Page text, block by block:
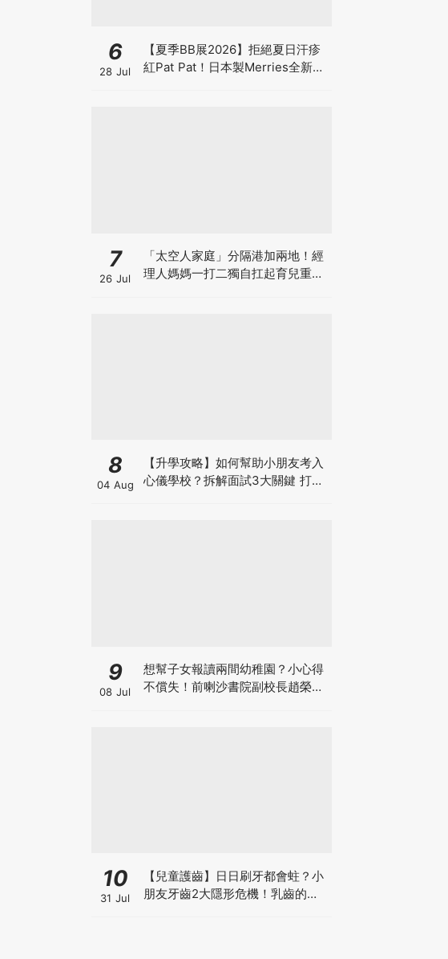
6
28 Jul
【夏季BB展2026】拒絕夏日汗疹
紅Pat Pat！日本製Merries全新超
7
26 Jul
「太空人家庭」分隔港加兩地！經
理人媽媽一打二獨自扛起育兒重
8
04 Aug
【升學攻略】如何幫助小朋友考入
心儀學校？拆解面試3大關鍵 打好
9
08 Jul
想幫子女報讀兩間幼稚園？小心得
不償失！前喇沙書院副校長趙榮
10
31 Jul
【兒童護齒】日日刷牙都會蛀？小
朋友牙齒2大隱形危機！乳齒的琺